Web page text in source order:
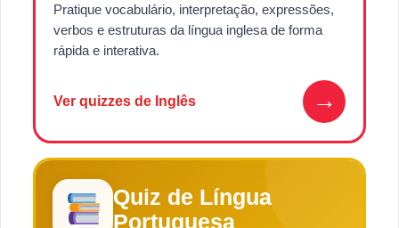
Pratique vocabulário, interpretação, expressões,
verbos e estruturas da língua inglesa de forma
rápida e interativa.
Ver quizzes de Inglês →
Quiz de Língua
Portuguesa